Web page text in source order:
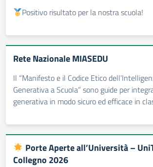
Positivo risultato per la nostra scuola!
Rete Nazionale MIASEDU
Il “Manifesto e il Codice Etico
Generativa a Scuola“ sono guide per
generativa in modo sicuro ed efficace in
Porte Aperte all’Università –
Collegno 2026